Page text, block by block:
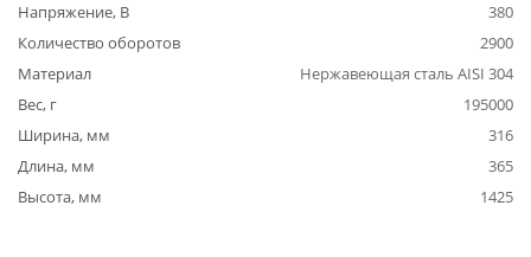
Напряжение, В
380
Количество оборотов
2900
Материал
Нержавеющая сталь AISI 304
Вес, г
195000
Ширина, мм
316
Длина, мм
365
Высота, мм
1425